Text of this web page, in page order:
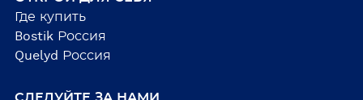
Где купить
Bostik Россия
Quelyd Россия